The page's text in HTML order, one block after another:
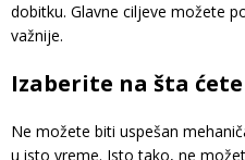
dobitku. Glavne ciljeve možete
važnije.
Izaberite na šta
Ne možete biti uspešan
u isto vreme. Isto tako, ne